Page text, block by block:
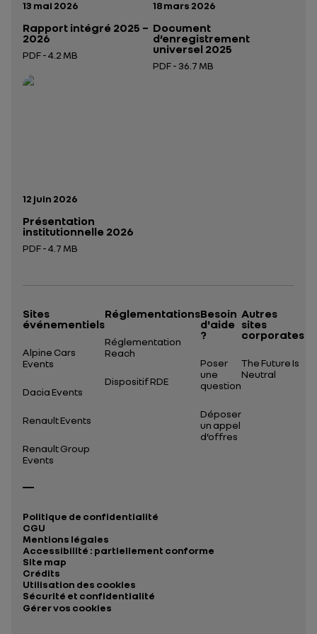
Date de publication:
13 mai 2026
Rapport intégré 2025 –
2026
PDF - 4.2 MB
Ouverture dans un nouvel onglet
Date de publication:
18 mars 2026
Document
d’enregistrement
universel 2025
PDF - 36.7 MB
Date de publication:
12 juin 2026
Présentation
institutionnelle 2026
PDF - 4.7 MB
Sites
événementiels
Alpine Cars
Events
Dacia Events
Renault Events
Renault Group
Events
Réglementations
Réglementation
Reach
Dispositif RDE
Besoin
d'aide
?
Poser
une
question
Déposer
un appel
d’offres
Autres
sites
corporates
The Future Is
Neutral
Politique de confidentialité
CGU
Mentions légales
Accessibilité : partiellement conforme
Site map
Crédits
Utilisation des cookies
Sécurité et confidentialité
Gérer vos cookies